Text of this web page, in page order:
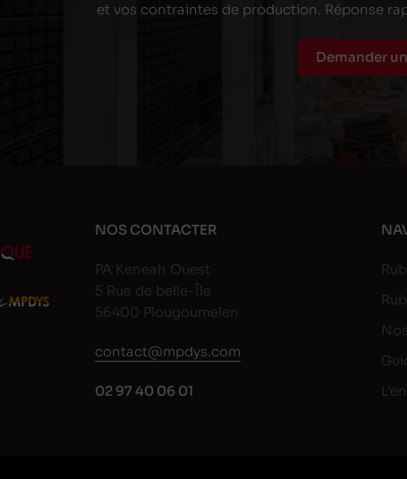
et vos contraintes de production. Réponse
Demander
NOS CONTACTER
PA Keneah Ouest
5 Rue de belle-Île
56400 Plougoumelen
contact@mpdys.com
02 97 40 06 01